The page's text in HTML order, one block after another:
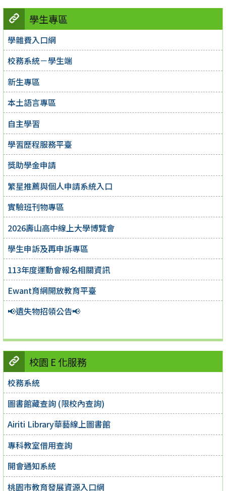
學生專區
學雜費入口網
校務系統－學生端
新生專區
本土語言專區
自主學習
學習歷程服務平臺
獎助學金申請
繁星推薦與個人申請系統入口
實驗班刊物專區
2026壽山高中線上大學博覽會
學生申訴及再申訴專區
113年度運動會報名相關資訊
Ewant育網開放教育平臺
📢遺失物招領公告📢
校園 E 化服務
校務系統
圖書館藏查詢 (限校內查詢)
Airiti Library華藝線上圖書館
專科教室借用查詢
開會通知系統
桃園市教育發展資源入口網